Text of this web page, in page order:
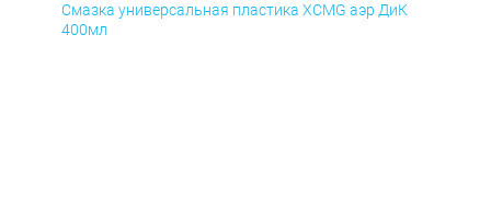
Смазка универсальная пластика XCMG аэр ДиК
400мл